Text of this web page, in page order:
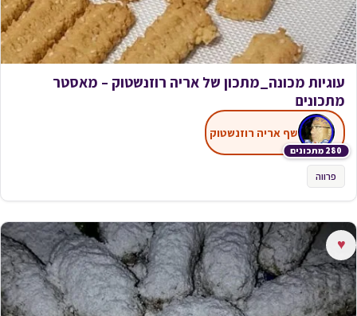
עוגיות מכונה_מתכון של אריה רוזנשטוק – מאסטר
מתכונים
280 מתכונים
שף אריה רוזנשטוק
פרווה
♥